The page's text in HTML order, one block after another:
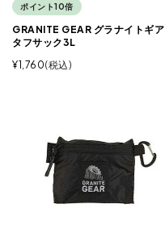
ポイント10倍
GRANITE GEAR グラナイトギア
タフサック3L
¥1,760 税込